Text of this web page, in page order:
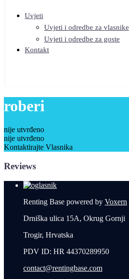
Uvjeti
Uvjeti i odredbe za vlasnike
Uvjeti i odredbe za goste
Kontakt
roberi
nije utvrđeno
nije utvrđeno
Kontaktirajte Vlasnika
Reviews
Renting Base powered by Voxern
Drniška ulica 15A, Okrug Gornji
Trogir, Hrvatska
PDV ID: HR 44370289950
contact@rentingbase.com